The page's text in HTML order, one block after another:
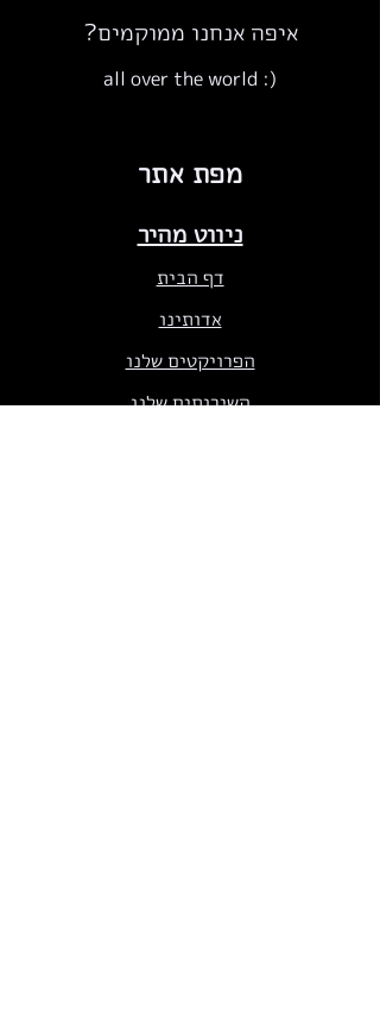
איפה אנחנו ממוקמים?
(: all over the world
מפת אתר
ניווט מהיר
דף הבית
אדותינו
הפרויקטים שלנו
השירותים שלנו